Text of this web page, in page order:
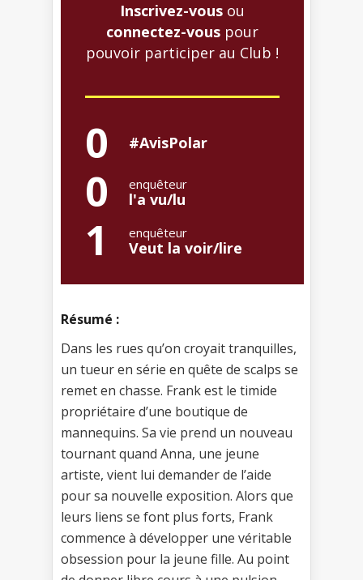
Inscrivez-vous ou
connectez-vous pour
pouvoir participer au Club !
0 #AvisPolar
0 enquêteur
l'a vu/lu
1 enquêteur
Veut la voir/lire
Résumé :
Dans les rues qu’on croyait tranquilles,
un tueur en série en quête de scalps se
remet en chasse. Frank est le timide
propriétaire d’une boutique de
mannequins. Sa vie prend un nouveau
tournant quand Anna, une jeune
artiste, vient lui demander de l’aide
pour sa nouvelle exposition. Alors que
leurs liens se font plus forts, Frank
commence à développer une véritable
obsession pour la jeune fille. Au point